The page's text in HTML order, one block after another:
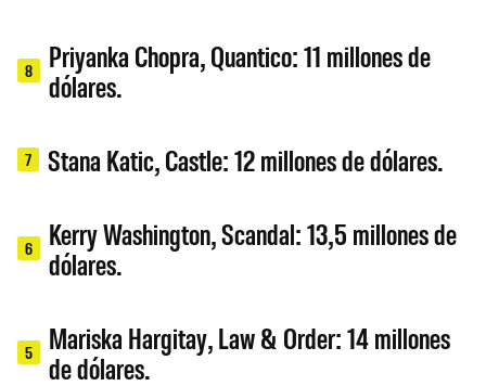
8
Priyanka Chopra, Quantico: 11 millones de
dólares.
7 Stana Katic, Castle: 12 millones de dólares.
6
Kerry Washington, Scandal: 13,5 millones de
dólares.
5
Mariska Hargitay, Law & Order: 14 millones
de dólares.